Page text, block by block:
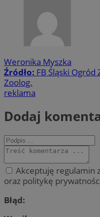
Weronika Myszka
Źródło: FB Śląski
Zoolog.
reklama
Dodaj
Akceptuję regulamin
oraz politykę
Błąd: